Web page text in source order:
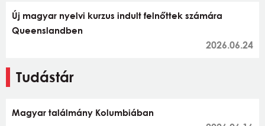
Új magyar nyelvi kurzus indult felnőttek számára
Queenslandben
2026.06.24
Tudástár
Magyar találmány Kolumbiában